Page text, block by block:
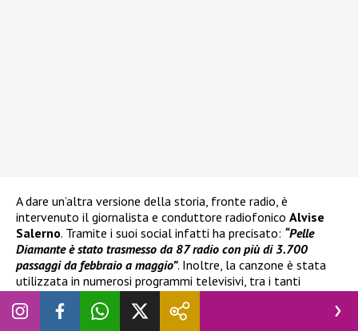
A dare un’altra versione della storia, fronte radio, è
intervenuto il giornalista e conduttore radiofonico Alvise
Salerno. Tramite i suoi social infatti ha precisato: “Pelle
Diamante è stato trasmesso da 87 radio con più di 3.700
passaggi da febbraio a maggio”. Inoltre, la canzone è stata
utilizzata in numerosi programmi televisivi, tra i tanti
ricordiamoNe vedremo delle bellesuRai 1.